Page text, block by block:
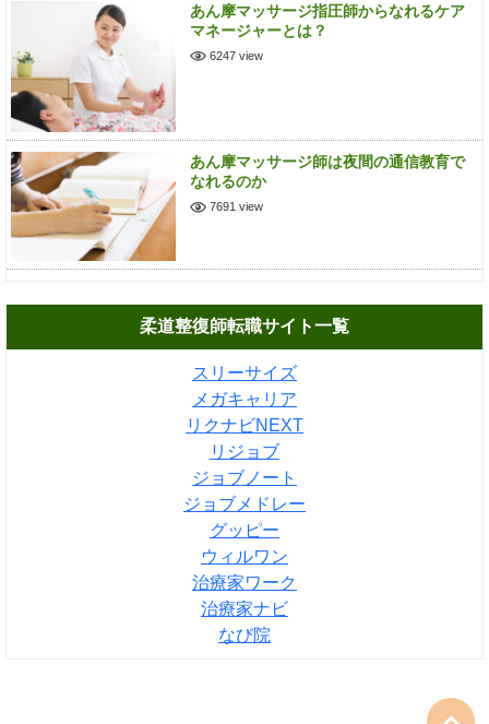
あん摩マッサージ指圧師からなれるケア
マネージャーとは？
6247 view
あん摩マッサージ師は夜間の通信教育で
なれるのか
7691 view
柔道整復師転職サイト一覧
スリーサイズ
メガキャリア
リクナビNEXT
リジョブ
ジョブノート
ジョブメドレー
グッピー
ウィルワン
治療家ワーク
治療家ナビ
なび院